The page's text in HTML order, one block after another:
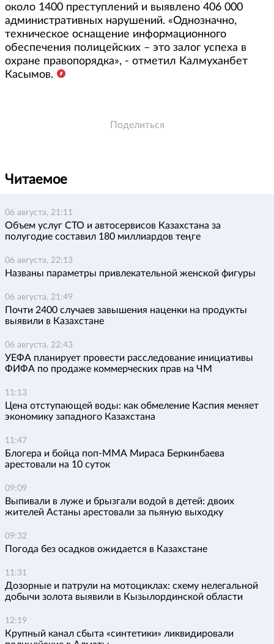
около 1400 преступлений и выявлено 406 000
административных нарушений. «Однозначно,
техническое оснащение информационного
обеспечения полицейских – это залог успеха в
охране правопорядка», - отметил Калмуханбет
Касымов.
Поделиться
Читаемое
06 августа, 21:11
Объем услуг СТО и автосервисов Казахстана за
полугодие составил 180 миллиардов теңге
06 августа, 22:13
Названы параметры привлекательной женской фигуры
06 августа, 21:49
Почти 2400 случаев завышения наценки на продукты
выявили в Казахстане
06 августа, 22:43
УЕФА планирует провести расследование инициативы
ФИФА по продаже коммерческих прав на ЧМ
11:13
Цена отступающей воды: как обмеление Каспия меняет
экономику западного Казахстана
11:47
Блогера и бойца поп-ММА Мираса Беркинбаева
арестовали на 10 суток
09:09
Выпивали в луже и брызгали водой в детей: двоих
жителей Астаны арестовали за пьяную выходку
09:32
Погода без осадков ожидается в Казахстане
11:31
Дозорные и патрули на мотоциклах: схему нелегальной
добычи золота выявили в Кызылординской области
12:19
Крупный канал сбыта «синтетики» ликвидировали